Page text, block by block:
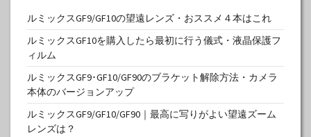
ルミックスGF9/GF10の望遠レンズ・おススメ４本はこれ
ルミックスGF10を購入したら最初に行う儀式・液晶保護フ
ィルム
ルミックスGF9･GF10/GF90のブラケット解除方法・カメラ
本体のバージョンアップ
ルミックスGF9/GF10/GF90｜最高に写りがよい望遠ズーム
レンズは？